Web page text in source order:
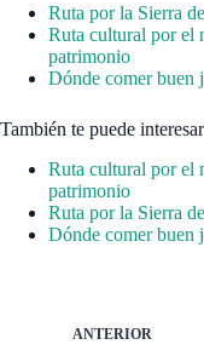
Ruta por la Sierra
Ruta cultural por el
patrimonio
Dónde comer buen
También te puede interesar
Ruta cultural por el
patrimonio
Ruta por la Sierra
Dónde comer buen
ANTERIOR